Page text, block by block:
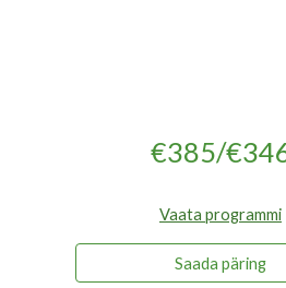
€385/
Vaata programmi
Saada päring